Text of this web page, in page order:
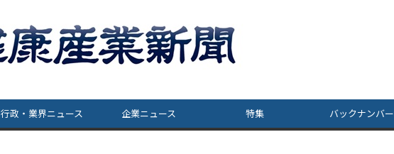
行政・業界ニュース 企業ニュース 特集 バックナンバー